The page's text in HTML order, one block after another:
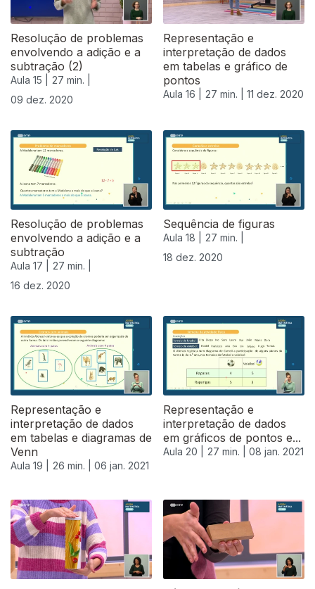
Resolução de problemas
envolvendo a adição e a
subtração (2)
Aula 15 |
27 min. |
09 dez. 2020
Representação e
interpretação de dados
em tabelas e gráfico de
pontos
Aula 16 | 27 min. | 11 dez. 2020
Resolução de problemas
envolvendo a adição e a
subtração
Aula 17 |
27 min. |
16 dez. 2020
Sequência de figuras
Aula 18 |
27 min. |
18 dez. 2020
Representação e
interpretação de dados
em tabelas e diagramas de
Venn
Aula 19 | 26 min. | 06 jan. 2021
Representação e
interpretação de dados
em gráficos de pontos e...
Aula 20 | 27 min. | 08 jan. 2021